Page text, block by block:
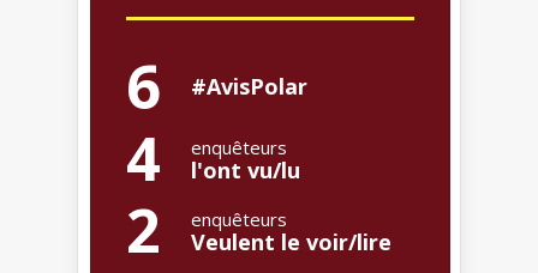
6 #AvisPolar
4 enquêteurs
l'ont vu/lu
2 enquêteurs
Veulent le voir/lire